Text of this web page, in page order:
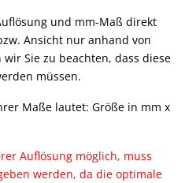
und mm-Maß direkt
Ansicht nur anhand von
Sie zu beachten, dass diese
müssen.
Maße lautet: Größe in mm x
Auflösung möglich, muss
werden, da die optimale